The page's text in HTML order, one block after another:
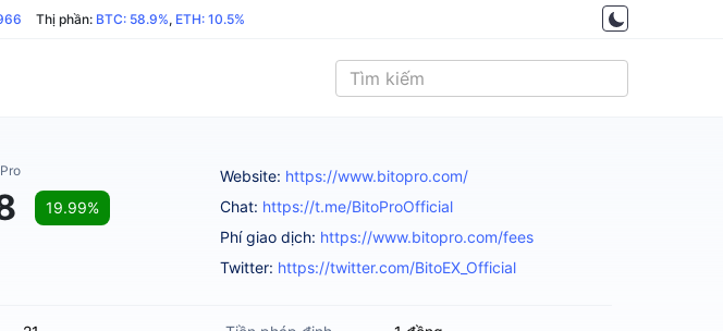
Thị phần: BTC: 58.9%, ETH: 10.5%
19.99%
Website: https://www.bitopro.com/
Chat: https://t.me/BitoProOfficial
Phí giao dịch: https://www.bitopro.com/fees
Twitter: https://twitter.com/BitoEX_Official